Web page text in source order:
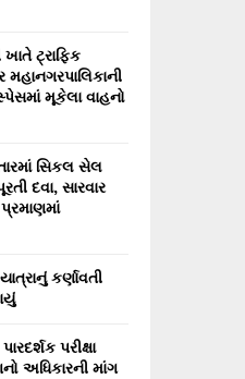
ટ્રાફિક
મહાનગરપાલિકાની
મૂકેલા વાહનો
સિકલ સેલ
દવા, સારવાર
કર્ણાવતી
પરીક્ષા
અધિકારની માંગ